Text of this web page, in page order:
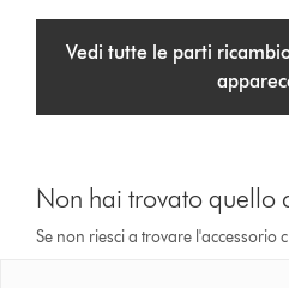
Vedi tutte le parti
Non hai trovato quello
Se non riesci a trovare l'accessorio